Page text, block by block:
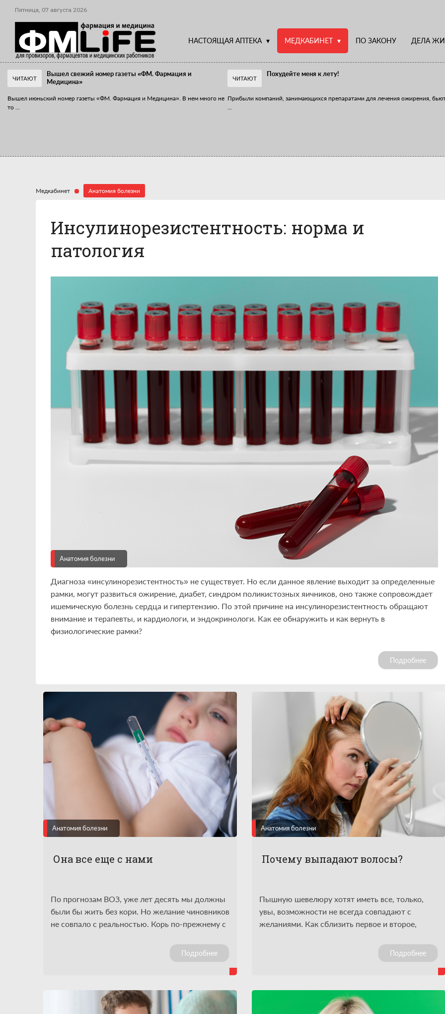
Пятница, 07 августа 2026
НАСТОЯЩАЯ АПТЕКА МЕДКАБИНЕТ ПО ЗАКОНУ ДЕЛА
ЧИТАЮТ
Вышел свежий номер газеты «ФМ. Фармация и
Медицина»
Вышел июньский номер газеты «ФМ. Фармация и Медицина». В нем много не
то
ЧИТАЮТ
Похудейте меня к лету!
Прибыли компаний, занимающихся препаратами для лечения ожирения,
Медкабинет Анатомия болезни
Инсулинорезистентность: норма и
патология
Анатомия болезни
Диагноза «инсулинорезистентность» не существует. Но если данное явление выходит за определенные
рамки, могут развиться ожирение, диабет, синдром поликистозных яичников, оно также сопровождает
ишемическую болезнь сердца и гипертензию. По этой причине на инсулинорезистентность обращают
внимание и терапевты, и кардиологи, и эндокринологи. Как ее обнаружить и как вернуть в
физиологические рамки?
Подробнее
Анатомия болезни
Она все еще с нами
По прогнозам ВОЗ, уже лет десять мы должны
были бы жить без кори. Но желание чиновников
не совпало с реальностью. Корь по-прежнему с
собирается покинуть сей мир. Вроде бы есть и
иммунитета, но вирус жив. Чего же не хватает,
чтобы навсегда от него избавиться?
Подробнее
Анатомия болезни
Почему выпадают волосы?
Пышную шевелюру хотят иметь все, только,
увы, возможности не всегда совпадают с
желаниями. Как сблизить первое и второе,
или трихолог. Остановить начавшийся процесс
Подробнее